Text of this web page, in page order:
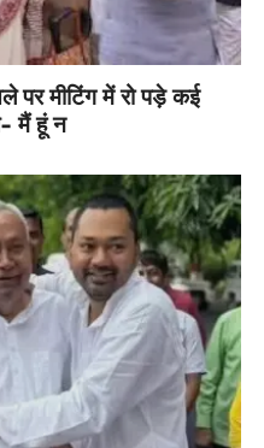
पर मीटिंग में रो पड़े कई
मैं हूं न